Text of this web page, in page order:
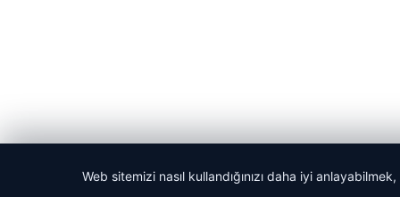
© 2026 Haber Vakti – Güncel Haberler
Web sitemizi nasıl kullandığınızı daha iyi